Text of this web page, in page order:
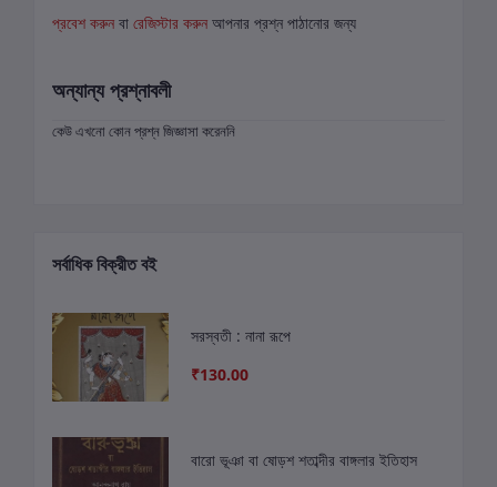
প্রবেশ করুন বা রেজিস্টার করুন আপনার প্রশ্ন পাঠানোর জন্য
অন্যান্য প্রশ্নাবলী
কেউ এখনো কোন প্রশ্ন জিজ্ঞাসা করেননি
সর্বাধিক বিক্রীত বই
সরস্বতী : নানা রূপে
₹130.00
বারো ভূঞা বা ষোড়শ শতাব্দীর বাঙ্গলার ইতিহাস